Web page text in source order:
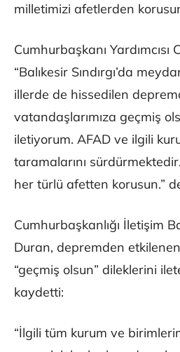
milletimizi afetlerden
Cumhurbaşkanı Yardımcısı
“Balıkesir Sındırgı’da
illerde de hissedilen
vatandaşlarımıza geçmiş
iletiyorum. AFAD ve ilgili
taramalarını
her türlü afetten korusun.”
Cumhurbaşkanlığı İletişim
Duran, depremden
“geçmiş olsun” dileklerini
kaydetti:
“İlgili tüm kurum ve